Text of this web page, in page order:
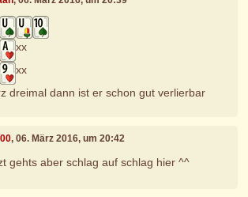
xx
xx
dreimal dann ist er schon gut verlierbar
, 06. März 2016, um 20:42
gehts aber schlag auf schlag hier ^^